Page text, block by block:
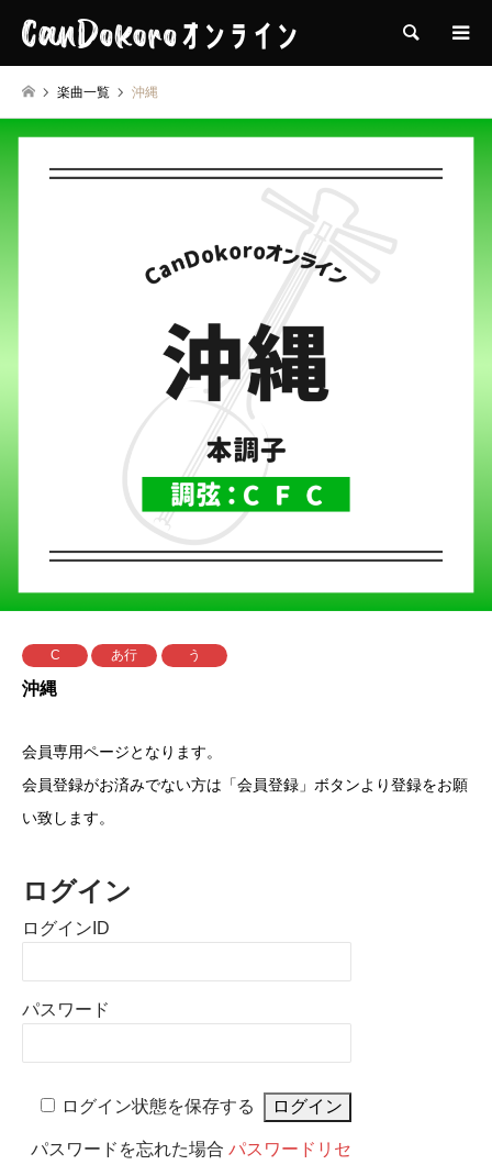
検索
楽曲一覧 沖縄
C あ行 う
沖縄
会員専用ページとなります。
会員登録がお済みでない方は「会員登録」ボタンより登録をお願
い致します。
ログイン
ログインID
パスワード
ログイン状態を保存する
パスワードを忘れた場合 パスワードリセ